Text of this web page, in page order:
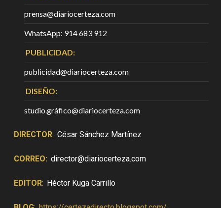
prensa@diariocerteza.com
WhatsApp: 914 683 912
PUBLICIDAD:
publicidad@diariocerteza.com
DISEÑO:
studio.gráfico@diariocerteza.com
DIRECTOR: César Sánchez Martínez
CORREO: director@diariocerteza.com
EDITOR: Héctor Kuga Carrillo